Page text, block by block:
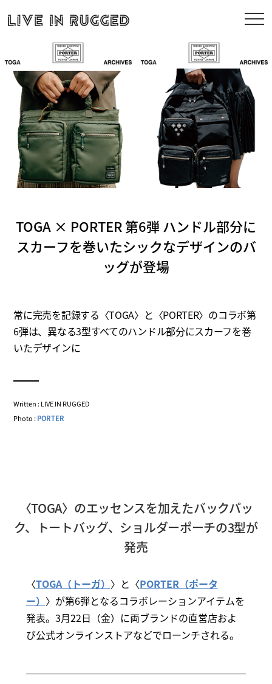
TOGA × PORTER 第6弾 ハンドル部分に
スカーフを巻いたシックなデザインのバ
ッグが登場
常に完売を記録する〈TOGA〉と〈PORTER〉のコラボ第
6弾は、異なる3型すべてのハンドル部分にスカーフを巻
いたデザインに
Written : LIVE IN RUGGED
Photo :PORTER
〈TOGA〉のエッセンスを加えたバックパッ
ク、トートバッグ、ショルダーポーチの3型が
発売
〈TOGA（トーガ） 〉と〈PORTER（ポータ
ー） 〉が第6弾となるコラボレーションアイテムを
発表。3月22日（金）に両ブランドの直営店およ
び公式オンラインストアなどでローンチされる。